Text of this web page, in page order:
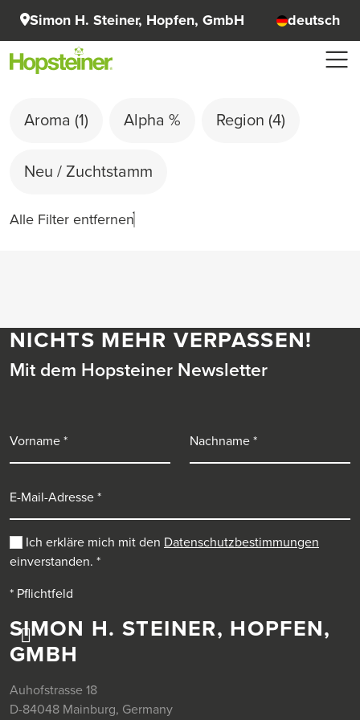
Simon H. Steiner, Hopfen, GmbH deutsch
Aroma (1) Alpha % Region (4)
Neu / Zuchtstamm
Alle Filter entfernen
SIMON H. STEINER, HOPFEN,
GMBH
Auhofstrasse 18
D-84048 Mainburg, Germany
NICHTS MEHR VERPASSEN!
Mit dem Hopsteiner Newsletter
Ich erkläre mich mit den Datenschutzbestimmungen
einverstanden. *
* Pflichtfeld